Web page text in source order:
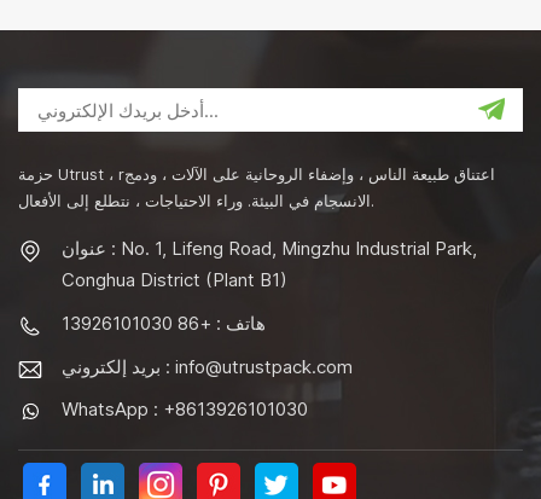
حزمة Utrust ، rاعتناق طبيعة الناس ، وإضفاء الروحانية على الآلات ، ودمج
الانسجام في البيئة. وراء الاحتياجات ، نتطلع إلى الأفعال.
عنوان : No. 1, Lifeng Road, Mingzhu Industrial Park,
Conghua District (Plant B1)
هاتف : +86 13926101030
بريد إلكتروني : info@utrustpack.com
WhatsApp : +8613926101030